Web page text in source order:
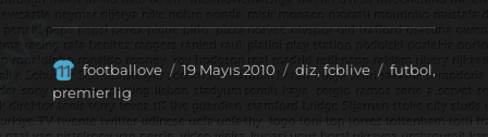
Yazar
footballove
Yayın
19 Mayıs 2010 Kategoriler
diz, fcblive Etiketler
futbol,
premier lig